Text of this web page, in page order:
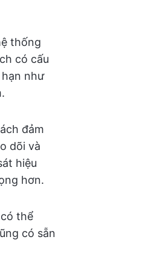
thống
có cấu
như
đảm
dõi và
hiệu
hơn.
thể
có sẵn